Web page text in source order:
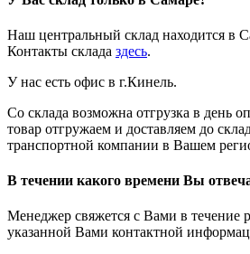
Наш центральный склад находится в
Контакты склада здесь.
У нас есть офис в г.Кинель.
Со склада возможна отгрузка в день
товар отгружаем и доставляем до
транспортной компании в Вашем
В течении какого времени Вы
Менеджер свяжется с Вами в течение
указанной Вами контактной